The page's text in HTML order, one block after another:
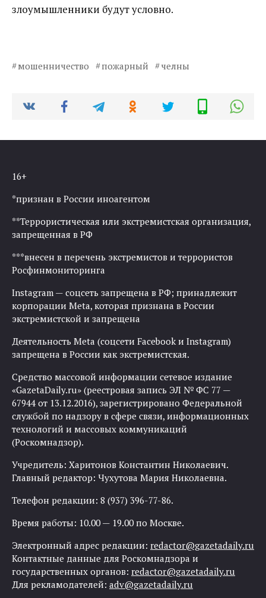
злоумышленники будут условно.
мошенничество пожарный челны
16+
*признан в России иноагентом
**Террористическая или экстремистская организация,
запрещенная в РФ
***внесен в перечень экстремистов и террористов
Росфинмониторинга
Instagram — соцсеть запрещена в РФ; принадлежит
корпорации Meta, которая признана в России
экстремистской и запрещена
Деятельность Meta (соцсети Facebook и Instagram)
запрещена в России как экстремистская.
Средство массовой информации сетевое издание
«GazetaDaily.ru» (реестровая запись ЭЛ № ФС 77 —
67944 от 13.12.2016), зарегистрировано Федеральной
службой по надзору в сфере связи, информационных
технологий и массовых коммуникаций
(Роскомнадзор).
Учредитель: Харитонов Константин Николаевич.
Главный редактор: Чухутова Мария Николаевна.
Телефон редакции: 8 (937) 396-77-86.
Время работы: 10.00 — 19.00 по Москве.
Электронный адрес редакции: redactor@gazetadaily.ru
Контактные данные для Роскомнадзора и
государственных органов: redactor@gazetadaily.ru
Для рекламодателей: adv@gazetadaily.ru